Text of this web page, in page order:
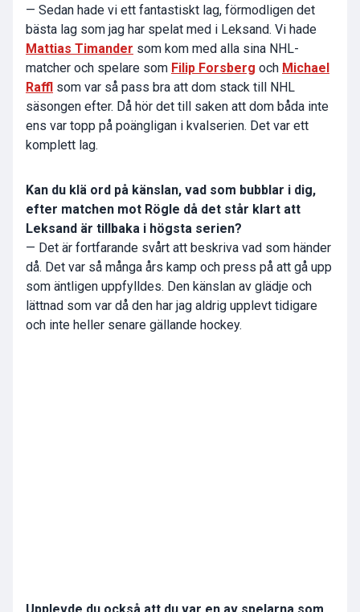
— Sedan hade vi ett fantastiskt lag, förmodligen det
bästa lag som jag har spelat med i Leksand. Vi hade
Mattias Timander som kom med alla sina NHL-
matcher och spelare som Filip Forsberg och Michael
Raffl som var så pass bra att dom stack till NHL
säsongen efter. Då hör det till saken att dom båda inte
ens var topp på poängligan i kvalserien. Det var ett
komplett lag.
Kan du klä ord på känslan, vad som bubblar i dig,
efter matchen mot Rögle då det står klart att
Leksand är tillbaka i högsta serien?
— Det är fortfarande svårt att beskriva vad som händer
då. Det var så många års kamp och press på att gå upp
som äntligen uppfylldes. Den känslan av glädje och
lättnad som var då den har jag aldrig upplevt tidigare
och inte heller senare gällande hockey.